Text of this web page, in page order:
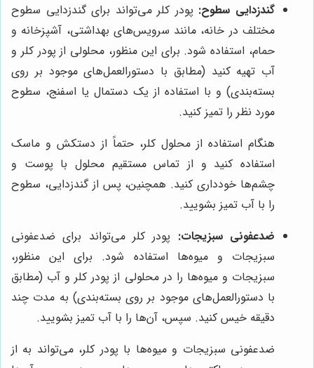
گندزدایی سطوح: پودر کلر می‌تواند برای گندزدایی سطوح
مختلف در خانه، مانند سرویس‌های بهداشتی، آشپزخانه و
حمام، استفاده شود. برای این منظور، محلولی از پودر کلر و
آب تهیه کنید (مطابق با دستورالعمل‌های موجود بر روی
بسته‌بندی) و با استفاده از یک دستمال یا اسفنج، سطوح
مورد نظر را تمیز کنید.
هنگام استفاده از محلول کلر، حتماً از دستکش و ماسک
استفاده کنید و از تماس مستقیم محلول با پوست و
چشم‌ها خودداری کنید. همچنین، پس از گندزدایی، سطوح
را با آب تمیز بشویید.
ضدعفونی سبزیجات: پودر کلر می‌تواند برای ضدعفونی
سبزیجات و میوه‌ها استفاده شود. برای این منظور،
سبزیجات و میوه‌ها را در محلولی از پودر کلر و آب (مطابق
با دستورالعمل‌های موجود بر روی بسته‌بندی) به مدت چند
دقیقه خیس کنید. سپس، آن‌ها را با آب تمیز بشویید.
ضدعفونی سبزیجات و میوه‌ها با پودر کلر، می‌تواند به از